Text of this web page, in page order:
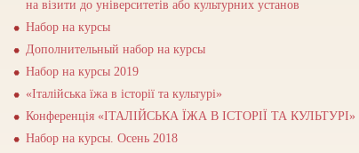
на візити до університетів або культурних установ
Набор на курсы
Дополнительный набор на курсы
Набор на курсы 2019
«Італійська їжа в історії та культурі»
Конференція «ІТАЛІЙСЬКА ЇЖА В ІСТОРІЇ ТА КУЛЬТУРІ»
Набор на курсы. Осень 2018